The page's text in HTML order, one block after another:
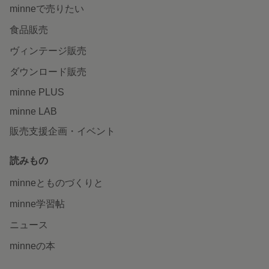
minneで売りたい
食品販売
ヴィンテージ販売
ダウンロード販売
minne PLUS
minne LAB
販売支援企画・イベント
読みもの
minneとものづくりと
minne学習帖
ニュース
minneの本